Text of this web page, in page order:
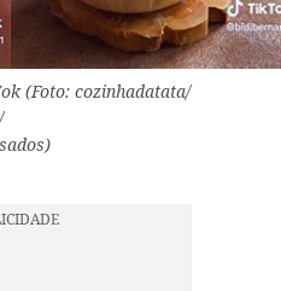
(Foto: cozinhadatata/